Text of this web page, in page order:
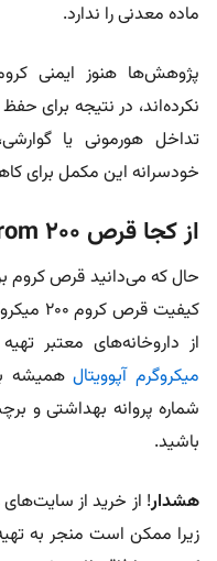
ماده معدنی را ندارد.
نکرده‌اند، در نتیجه برای
تداخل هورمونی یا
خودسرانه این مکمل برای
از کجا قرص Apovital Chrom 200 بخریم؟
حال که می‌دانید قرص کروم
کیفیت
از داروخانه‌های معتبر
میکروگرم آپوویتالهمیشه
شماره پروانه بهداشتی و
باشید.
هشدار! از خرید از سایت‌های
زیرا ممکن است منجر به